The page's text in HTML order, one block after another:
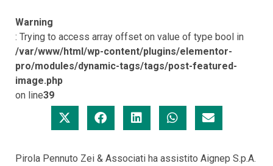
Warning
: Trying to access array offset on value of type bool in
/var/www/html/wp-content/plugins/elementor-
pro/modules/dynamic-tags/tags/post-featured-
image.php
on line39
Pirola Pennuto Zei & Associati ha assistito Aignep S.p.A.